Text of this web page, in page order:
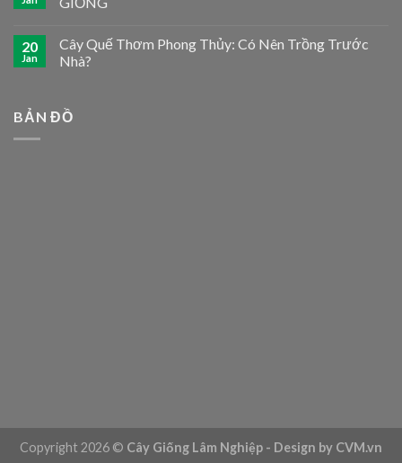
20
Jan
Cây Quế Thơm Phong Thủy: Có Nên Trồng Trước
Nhà?
BẢN ĐỒ
Copyright 2026 © Cây Giống Lâm Nghiệp - Design by CVM.vn